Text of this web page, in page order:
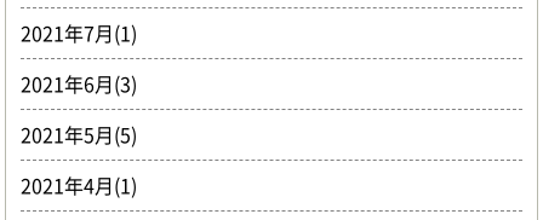
2021年7月(1)
2021年6月(3)
2021年5月(5)
2021年4月(1)